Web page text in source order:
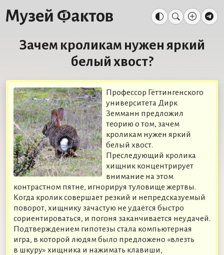
Зачем кроликам нужен яркий
белый хвост?
Профессор Гёттингенского
университета Дирк
Земманн предложил
теорию о том, зачем
кроликам нужен яркий
белый хвост.
Преследующий кролика
хищник концентрирует
внимание на этом
контрастном пятне, игнорируя туловище жертвы.
Когда кролик совершает резкий и непредсказуемый
поворот, хищнику зачастую не удаётся быстро
сориентироваться, и погоня заканчивается неудачей.
Подтверждением гипотезы стала компьютерная
игра, в которой людям было предложено «влезть
в шкуру» хищника и нажимать клавиши,